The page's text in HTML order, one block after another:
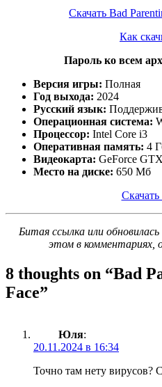
Скачать Bad
Как
Пароль ко всем
Версия игры: Полная
Год выхода: 2024
Русский язык:
Операционная система:
Процессор: Intel Core i3
Оперативная память: 4
Видеокарта: GeForce
Место на диске: 650 Мб
Скачать
Битая ссылка или
этом в комментариях,
8 thoughts on “Bad
Face”
Юля:
20.11.2024 в 16:34
Точно там нету вирусов?